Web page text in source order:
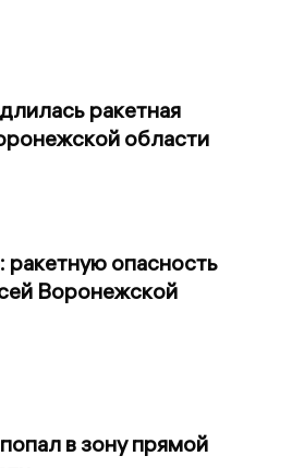
ракетная
области
ракетную опасность
Воронежской
в зону прямой